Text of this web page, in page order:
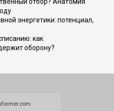
энергетики: потенциал,
как
оборону?